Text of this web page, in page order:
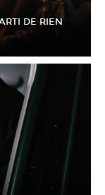
DE RIEN